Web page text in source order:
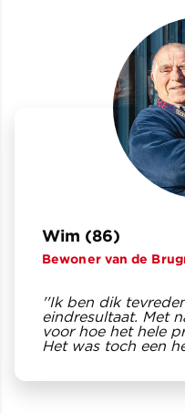
Wim (86)
Bewoner van de
''Ik ben dik
eindresultaat. Met
voor hoe het hele
Het was toch een